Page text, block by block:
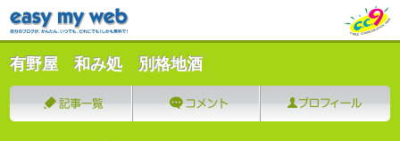
有野屋 和み処 別格地酒